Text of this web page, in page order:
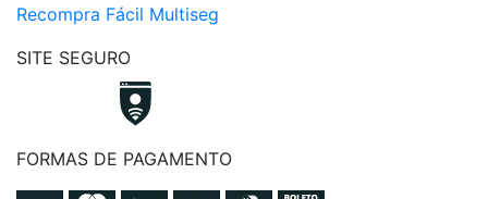
Recompra Fácil Multiseg
SITE SEGURO
FORMAS DE PAGAMENTO